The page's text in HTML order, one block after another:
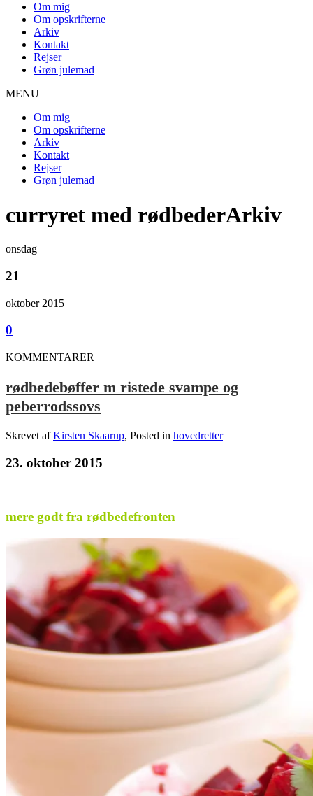
Om mig
Om opskrifterne
Arkiv
Kontakt
Rejser
Grøn julemad
MENU
Om mig
Om opskrifterne
Arkiv
Kontakt
Rejser
Grøn julemad
curryret med rødbederArkiv
onsdag
21
oktober 2015
0
KOMMENTARER
rødbedebøffer m ristede svampe og
peberrodssovs
Skrevet afKirsten Skaarup, Posted in hovedretter
23. oktober 2015
mere godt fra rødbedefronten